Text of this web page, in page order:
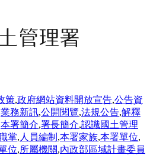
策,政府網站資料開放宣告,公告資
業務新訊,公開閱覽,法規公告,解釋
本署簡介,署長簡介,認識國土管理
掌, 人員編制 ,本署家族,本署單位,
位,所屬機關,內政部區域計畫委員